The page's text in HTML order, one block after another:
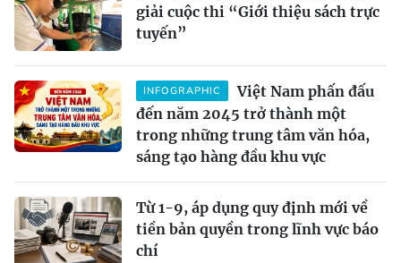
giải cuộc thi “Giới thiệu sách trực
tuyến”
INFOGRAPHIC
Việt Nam phấn đấu
đến năm 2045 trở thành một
trong những trung tâm văn hóa,
sáng tạo hàng đầu khu vực
Từ 1-9, áp dụng quy định mới về
tiền bản quyền trong lĩnh vực báo
chí